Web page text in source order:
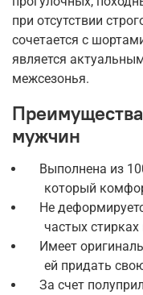
при отсутствии
сочетается с
является
межсезонья.
мужчин
Выполнена из
который
Не
частых
Имеет
ей придать
За счет